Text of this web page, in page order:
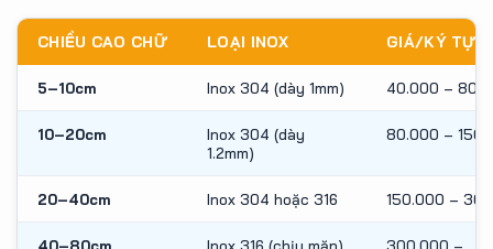
CHIỀU CAO CHỮ LOẠI INOX GIÁ/KÝ TỰ
5–10cm Inox 304 (dày 1mm) 40.000 –
10–20cm
Inox 304 (dày
1.2mm)
80.000 –
20–40cm Inox 304 hoặc 316 150.000 –
40–80cm Inox 316 (chịu mặn)
300.000 –